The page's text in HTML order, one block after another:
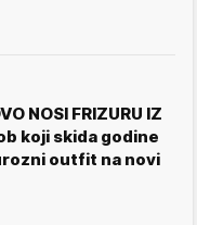
NOSI FRIZURU IZ
koji skida godine
outfit na novi